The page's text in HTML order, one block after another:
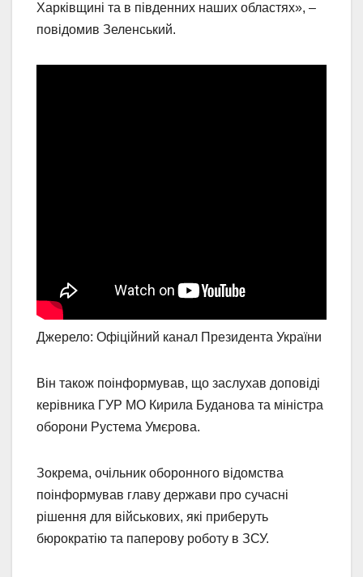
Харківщині та в південних наших областях», –
повідомив Зеленський.
Джерело: Офіційний канал Президента України
Він також поінформував, що заслухав доповіді
керівника ГУР МО Кирила Буданова та міністра
оборони Рустема Умєрова.
Зокрема, очільник оборонного відомства
поінформував главу держави про сучасні
рішення для військових, які приберуть
бюрократію та паперову роботу в ЗСУ.